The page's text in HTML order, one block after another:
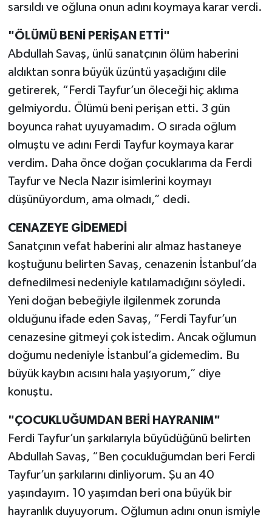
sarsıldı ve oğluna onun adını koymaya karar verdi.
"ÖLÜMÜ BENİ PERİŞAN ETTİ"
Abdullah Savaş, ünlü sanatçının ölüm haberini
aldıktan sonra büyük üzüntü yaşadığını dile
getirerek, “Ferdi Tayfur’un öleceği hiç aklıma
gelmiyordu. Ölümü beni perişan etti. 3 gün
boyunca rahat uyuyamadım. O sırada oğlum
olmuştu ve adını Ferdi Tayfur koymaya karar
verdim. Daha önce doğan çocuklarıma da Ferdi
Tayfur ve Necla Nazır isimlerini koymayı
düşünüyordum, ama olmadı,” dedi.
CENAZEYE GİDEMEDİ
Sanatçının vefat haberini alır almaz hastaneye
koştuğunu belirten Savaş, cenazenin İstanbul’da
defnedilmesi nedeniyle katılamadığını söyledi.
Yeni doğan bebeğiyle ilgilenmek zorunda
olduğunu ifade eden Savaş, “Ferdi Tayfur’un
cenazesine gitmeyi çok istedim. Ancak oğlumun
doğumu nedeniyle İstanbul’a gidemedim. Bu
büyük kaybın acısını hala yaşıyorum,” diye
konuştu.
"ÇOCUKLUĞUMDAN BERİ HAYRANIM"
Ferdi Tayfur’un şarkılarıyla büyüdüğünü belirten
Abdullah Savaş, “Ben çocukluğumdan beri Ferdi
Tayfur’un şarkılarını dinliyorum. Şu an 40
yaşındayım. 10 yaşımdan beri ona büyük bir
hayranlık duyuyorum. Oğlumun adını onun ismiyle